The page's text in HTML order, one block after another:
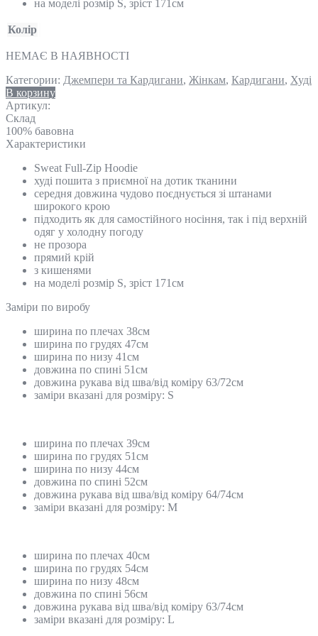
на моделі розмір S, зріст 171см
Колір
НЕМАЄ В НАЯВНОСТІ
Категории: Джемпери та Кардигани, Жінкам, Кардигани, Худі
В корзину
Артикул:
Склад
100% бавовна
Характеристики
Sweat Full-Zip Hoodie
худі пошита з приємної на дотик тканини
середня довжина чудово поєднується зі штанами
широкого крою
підходить як для самостійного носіння, так і під верхній
одяг у холодну погоду
не прозора
прямий крій
з кишенями
на моделі розмір S, зріст 171см
Замiри по виробу
ширина по плечах 38см
ширина по грудях 47см
ширина по низу 41см
довжина по спині 51см
довжина рукава від шва/від коміру 63/72см
заміри вказані для розміру: S
ширина по плечах 39см
ширина по грудях 51см
ширина по низу 44см
довжина по спині 52см
довжина рукава від шва/від коміру 64/74см
заміри вказані для розміру: M
ширина по плечах 40см
ширина по грудях 54см
ширина по низу 48см
довжина по спині 56см
довжина рукава від шва/від коміру 63/74см
заміри вказані для розміру: L